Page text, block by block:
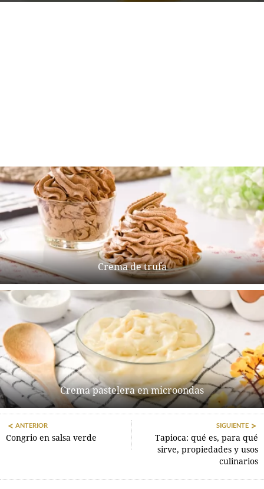
Crema de trufa
Crema pastelera en microondas
ANTERIOR
Congrio en salsa verde
SIGUIENTE
Tapioca: qué es, para qué
sirve, propiedades y usos
culinarios